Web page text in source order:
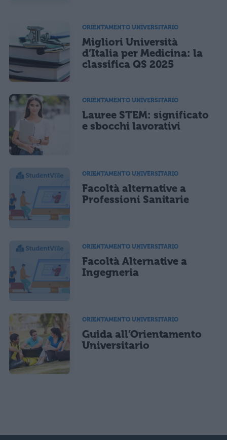
ORIENTAMENTO UNIVERSITARIO
Migliori Università
d’Italia per Medicina: la
classifica QS 2025
ORIENTAMENTO UNIVERSITARIO
Lauree STEM: significato
e sbocchi lavorativi
ORIENTAMENTO UNIVERSITARIO
Facoltà alternative a
Professioni Sanitarie
ORIENTAMENTO UNIVERSITARIO
Facoltà Alternative a
Ingegneria
ORIENTAMENTO UNIVERSITARIO
Guida all’Orientamento
Universitario